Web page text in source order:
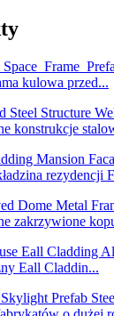
kulowa przed...
konstrukcje
rezydencji
zakrzywione
Eall Claddin...